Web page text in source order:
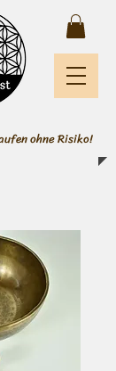
ohne Risiko!